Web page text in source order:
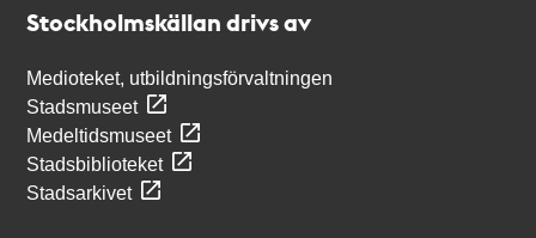
Stockholmskällan drivs av
Medioteket, utbildningsförvaltningen
Stadsmuseet
Medeltidsmuseet
Stadsbiblioteket
Stadsarkivet